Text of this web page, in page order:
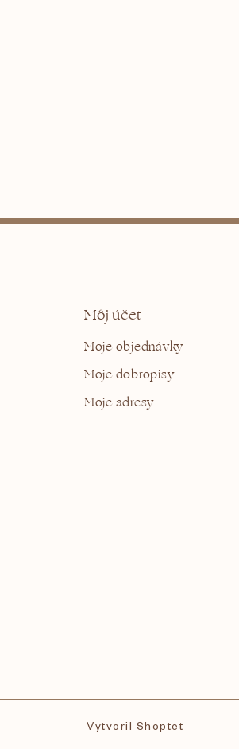
Môj účet
Moje objednávky
Moje dobropisy
Moje adresy
Vytvoril Shoptet